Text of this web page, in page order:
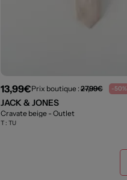
13,99€Prix boutique :27,99€ -50%
JACK & JONES
Cravate beige - Outlet
T : TU